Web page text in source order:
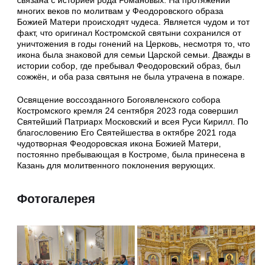
многих веков по молитвам у Феодоровского образа
Божией Матери происходят чудеса. Является чудом и тот
факт, что оригинал Костромской святыни сохранился от
уничтожения в годы гонений на Церковь, несмотря то, что
икона была знаковой для семьи Царской семьи. Дважды в
истории собор, где пребывал Феодоровский образ, был
сожжён, и оба раза святыня не была утрачена в пожаре.
Освящение воссозданного Богоявленского собора
Костромского кремля 24 сентября 2023 года совершил
Святейший Патриарх Московский и всея Руси Кирилл. По
благословению Его Святейшества в октябре 2021 года
чудотворная Феодоровская икона Божией Матери,
постоянно пребывающая в Костроме, была принесена в
Казань для молитвенного поклонения верующих.
Фотогалерея